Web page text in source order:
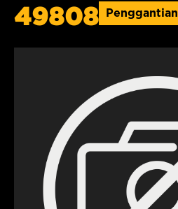
49808 Penggantian